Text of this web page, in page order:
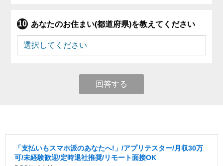
あなたのお住まい(都道府県)を教えてください
回答する
「支払いもスマホ派のあなたへ!」/アプリテスター/月収30万
可/未経験歓迎/定時退社推奨/リモート面接OK